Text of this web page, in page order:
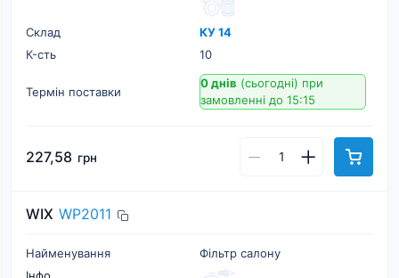
Склад
КУ 14
К-cть
10
Термін поставки
0 днів (сьогодні) при
замовленні до 15:15
227,58 грн
WIX WP2011
Найменування
Фільтр салону